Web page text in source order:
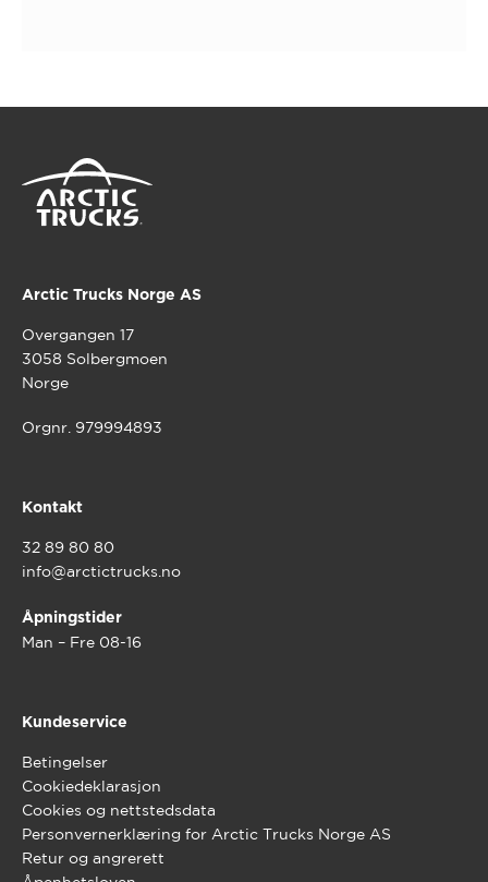
Arctic Trucks Norge AS
Overgangen 17
3058 Solbergmoen
Norge
Orgnr. 979994893
Kontakt
32 89 80 80
info@arctictrucks.no
Åpningstider
Man – Fre 08-16
Kundeservice
Betingelser
Cookiedeklarasjon
Cookies og nettstedsdata
Personvernerklæring for Arctic Trucks Norge AS
Retur og angrerett